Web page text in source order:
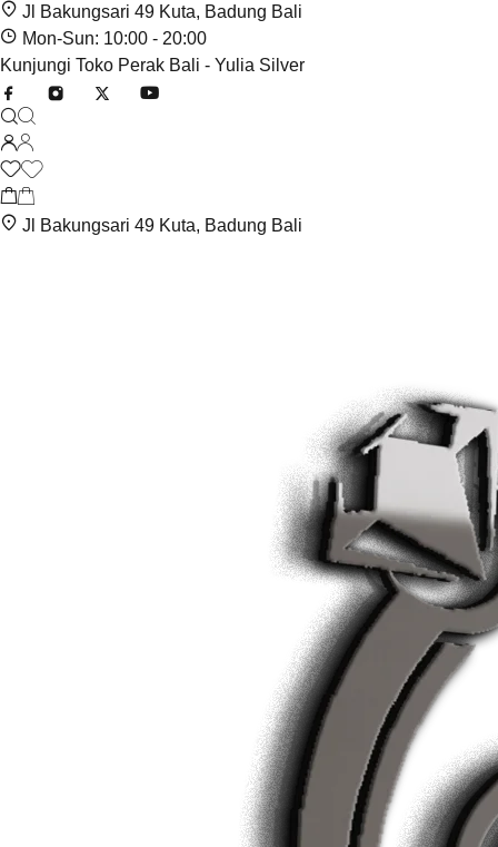
Jl Bakungsari 49 Kuta, Badung Bali
Mon-Sun: 10:00 - 20:00
Kunjungi Toko Perak Bali - Yulia Silver
Jl Bakungsari 49 Kuta, Badung Bali